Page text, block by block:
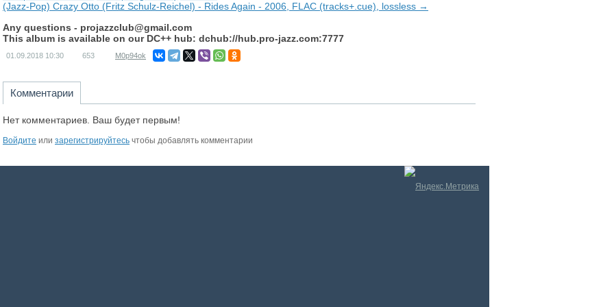
(Jazz-Pop) Crazy Otto (Fritz Schulz-Reichel) - Rides Again - 2006, FLAC (tracks+.cue), lossless →
Any questions - projazzclub@gmail.com
This album is available on our DC++ hub: dchub://hub.pro-jazz.com:7777
01.09.2018 10:30 653 M0p94ok
Комментарии
Нет комментариев. Ваш будет первым!
Войдите или зарегистрируйтесь чтобы добавлять комментарии